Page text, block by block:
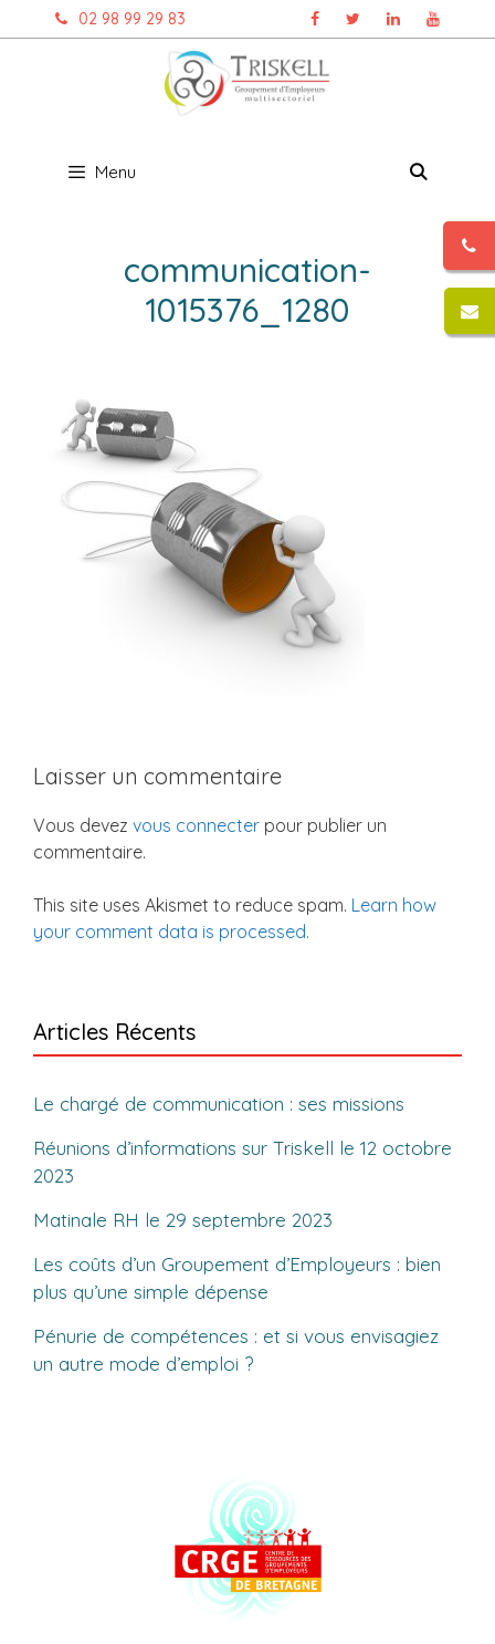
au
02 98 99 29 83
Menu
communication-
1015376_1280
Laisser un commentaire
Vous devez vous connecter pour publier un
commentaire.
This site uses Akismet to reduce spam. Learn how
your comment data is processed.
Articles Récents
Le chargé de communication : ses missions
Réunions d’informations sur Triskell le 12 octobre
2023
Matinale RH le 29 septembre 2023
Les coûts d’un Groupement d’Employeurs : bien
plus qu’une simple dépense
Pénurie de compétences : et si vous envisagiez
un autre mode d’emploi ?